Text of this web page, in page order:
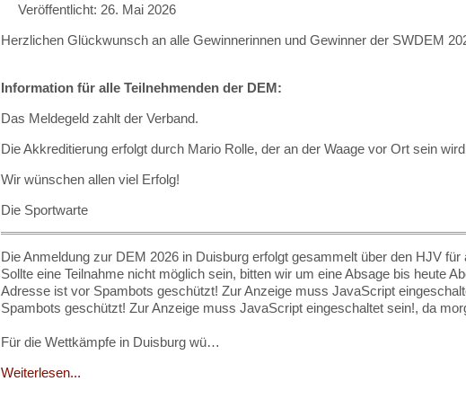
Veröffentlicht: 26. Mai 2026
Herzlichen Glückwunsch an alle Gewinnerinnen und Gewinner der SWDEM
Information für alle Teilnehmenden der DEM:
Das Meldegeld zahlt der Verband.
Die Akkreditierung erfolgt durch Mario Rolle, der an der Waage vor Ort sein
Wir wünschen allen viel Erfolg!
Die Sportwarte
Die Anmeldung zur DEM 2026 in Duisburg erfolgt gesammelt über den HJV für
Sollte eine Teilnahme nicht möglich sein, bitten wir um eine Absage bis heute
Adresse ist vor Spambots geschützt! Zur Anzeige muss JavaScript
Spambots geschützt! Zur Anzeige muss JavaScript eingeschaltet sein!, da
Für die Wettkämpfe in Duisburg wü…
Weiterlesen...